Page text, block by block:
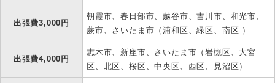
出張費3,000円
朝霞市、春日部市、越谷市、吉川市、和光市、
蕨市、さいたま市（浦和区、緑区、南区 ）
出張費4,000円
志木市、新座市、さいたま市（岩槻区、大宮
区、北区、桜区、中央区、西区、見沼区）